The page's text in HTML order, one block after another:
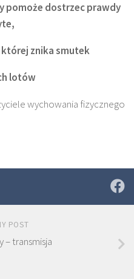
pomoże dostrzec prawdy
znika smutek
lotów
wychowania fizycznego
POST
transmisja